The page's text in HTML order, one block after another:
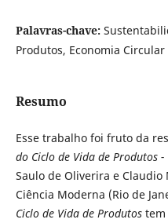
Palavras-chave:
Produtos, Economia Circular
Resumo
Esse trabalho foi fruto da
do Ciclo de Vida de Produtos
Saulo de Oliverira e
Ciência Moderna (Rio de
Ciclo de Vida de Produtostem